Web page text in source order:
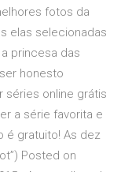
fotos da
elas selecionadas
princesa das
honesto
séries online grátis
a série favorita e
é gratuito! As dez
Posted on